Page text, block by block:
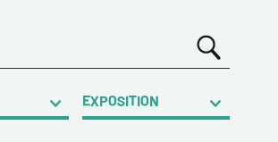
EXPOSITION